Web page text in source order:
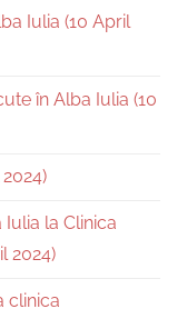
Iulia (10 April
în Alba Iulia (10
la Clinica
2024)
clinica